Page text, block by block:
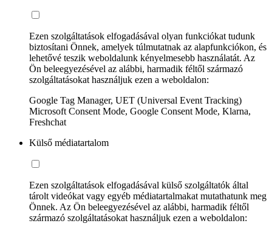
Ezen szolgáltatások elfogadásával olyan funkciókat tudunk
biztosítani Önnek, amelyek túlmutatnak az alapfunkciókon, és
lehetővé teszik weboldalunk kényelmesebb használatát. Az
Ön beleegyezésével az alábbi, harmadik féltől származó
szolgáltatásokat használjuk ezen a weboldalon:
Google Tag Manager, UET (Universal Event Tracking)
Microsoft Consent Mode, Google Consent Mode, Klarna,
Freshchat
Külső médiatartalom
Ezen szolgáltatások elfogadásával külső szolgáltatók által
tárolt videókat vagy egyéb médiatartalmakat mutathatunk meg
Önnek. Az Ön beleegyezésével az alábbi, harmadik féltől
származó szolgáltatásokat használjuk ezen a weboldalon: